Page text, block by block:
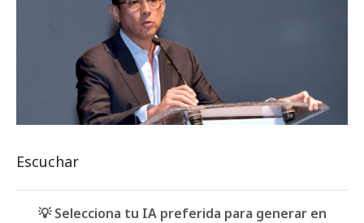
Escuchar
💡 Selecciona tu IA preferida para generar en